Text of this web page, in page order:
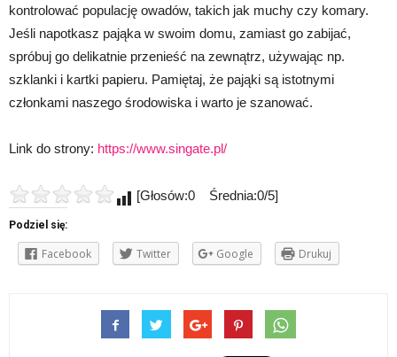
kontrolować populację owadów, takich jak muchy czy komary.
Jeśli napotkasz pająka w swoim domu, zamiast go zabijać,
spróbuj go delikatnie przenieść na zewnątrz, używając np.
szklanki i kartki papieru. Pamiętaj, że pająki są istotnymi
członkami naszego środowiska i warto je szanować.
Link do strony: https://www.singate.pl/
[Głosów:0 Średnia:0/5]
Podziel się:
Facebook Twitter Google Drukuj